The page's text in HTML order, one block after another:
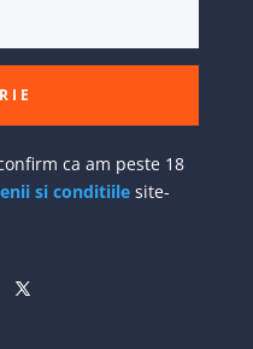
ca am peste 18
si conditiilesite-